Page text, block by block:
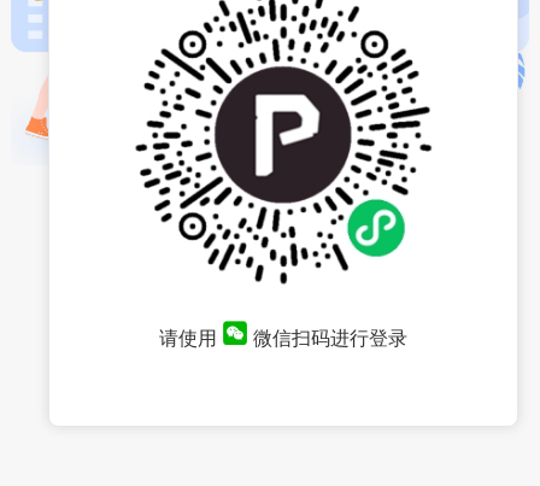
请使用 微信扫码进行登录